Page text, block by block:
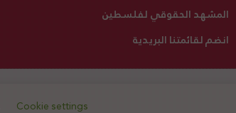
المشهد الحقوقي لفلسطين
انضم لقائمتنا البريدية
اتصل بنا تبرع لنا
Cookie settings